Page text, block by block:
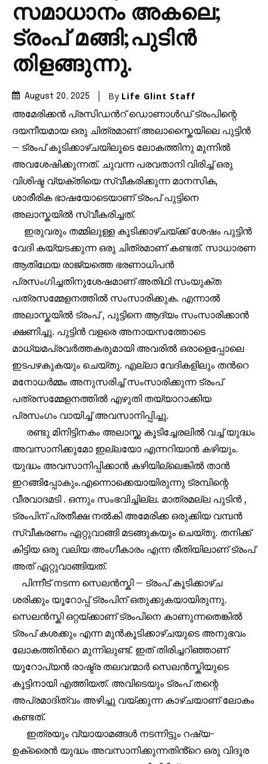
Join our community of
SUBSCRIBERS and be part of the
conversation.
To subscribe, simply enter your email address on our website
or click the subscribe button below. Don't worry, we respect
your privacy and won't spam your inbox. Your information is
safe with us.
32,111 32,214 11,243
സമാധാനം അകലെ;
ട്രംപ് മങ്ങി;പുടിൻ
തിളങ്ങുന്നു.
August 20, 2025 By Life Glint Staff
അമേരിക്കൻ പ്രസിഡൻറ് ഡൊണാൾഡ് ട്രംപിന്റെ
ദയനീയമായ ഒരു ചിത്രമാണ് അലാസ്കൈയിലെ പുട്ടിൻ
– ട്രംപ് കൂടിക്കാഴ്ചയിലൂടെ ലോകത്തിനു മുന്നിൽ
അവശേഷിക്കുന്നത്. ചുവന്ന പരവതാനി വിരിച്ച് ഒരു
വിശിഷ്ട വ്യക്തിയെ സ്വീകരിക്കുന്ന മാനസിക,
ശാരീരിക ഭാഷയോടെയാണ് ട്രംപ് പുട്ടിനെ
അലാസ്കയിൽ സ്വീകരിച്ചത്.
ഇരുവരും തമ്മിലുള്ള കൂടിക്കാഴ്ചയ്ക്ക് ശേഷം പുട്ടിൻ
വേദി കയ്യടക്കുന്ന ഒരു ചിത്രമാണ് കണ്ടത്. സാധാരണ
ആതിഥേയ രാജ്യത്തെ ഭരണാധിപൻ
പ്രസംഗിച്ചതിനുശേഷമാണ് അതിഥി സംയുക്ത
പത്രസമ്മേളനത്തിൽ സംസാരിക്കുക. എന്നാൽ
അലാസ്കയിൽ ട്രംപ് , പുട്ടിനെ ആദ്യം സംസാരിക്കാൻ
ക്ഷണിച്ചു. പുട്ടിൻ വളരെ അനായസത്തോടെ
മാധ്യമപ്രവർത്തകരുമായി അവരിൽ ഒരാളെപ്പോലെ
ഇടപഴകുകയും ചെയ്തു. എല്ലാ വേദികളിലും തൻറെ
മനോധർമ്മം അനുസരിച്ച് സംസാരിക്കുന്ന ട്രംപ്
പത്രസമ്മേളനത്തിൽ എഴുതി തയ്യാറാക്കിയ
പ്രസംഗം വായിച്ച് അവസാനിപ്പിച്ചു.
രണ്ടു മിനിട്ടിനകം അലാസ്ക്ക കൂടിച്ചേരലിൽ വച്ച് യുദ്ധം
അവസാനിക്കുമോ ഇല്ലയോ എന്നറിയാൻ കഴിയും.
യുദ്ധം അവസാനിപ്പിക്കാൻ കഴിയില്ലെങ്കിൽ താൻ
ഇറങ്ങിപ്പോകും.എന്നൊക്കെയായിരുന്നു ട്രമ്പിന്റെ
വീരവാദമടി . ഒന്നും സംഭവിച്ചില്ല. മാത്രമല്ല പുടിൻ ,
ട്രംപിന് പ്രതീക്ഷ നൽകി അമേരിക്ക ഒരുക്കിയ വമ്പൻ
സ്വീകരണം ഏറ്റുവാങ്ങി മടങ്ങുകയും ചെയ്തു. തനിക്ക്
കിട്ടിയ ഒരു വലിയ അംഗീകാരം എന്ന രീതിയിലാണ് ട്രംപ്
അത് ഏറ്റുവാങ്ങിയത്.
പിന്നീട് നടന്ന സെലൻസ്കി – ട്രംപ് കൂടിക്കാഴ്ച
ശരിക്കും യൂറോപ്പ് ട്രംപിന് ഒതുക്കുകയായിരുന്നു.
സെലൻസ്കി ഒറ്റയ്ക്കാണ് ട്രംപിനെ കാണുന്നതെങ്കിൽ
ട്രംപ് കശക്കും എന്ന മുൻകൂടിക്കാഴ്ചയുടെ അനുഭവം
ലോകത്തിൻറെ മുന്നിലുണ്ട്. ഇത് തിരിച്ചറിഞ്ഞാണ്
യൂറോപ്യൻ രാഷ്ട്ര തലവന്മാർ സെലൻസ്കിയുടെ
കൂട്ടിനായി എത്തിയത്. അവിടെയും ട്രംപ് തന്റെ
അപ്രമാദിത്വം അഴിച്ചു വയ്ക്കുന്ന കാഴ്ചയാണ് ലോകം
കണ്ടത്.
ഇത്രയും വ്യായാമങ്ങൾ നടന്നിട്ടും റഷ്യ-
ഉക്രൈൻ യുദ്ധം അവസാനിക്കുന്നതിൻ്റെ ഒരു വിദൂര